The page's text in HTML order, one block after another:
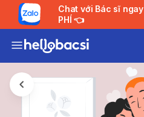
Chat với Bác sĩ ngay 👉 Nhận tư vấn MIỄN
PHÍ 👈